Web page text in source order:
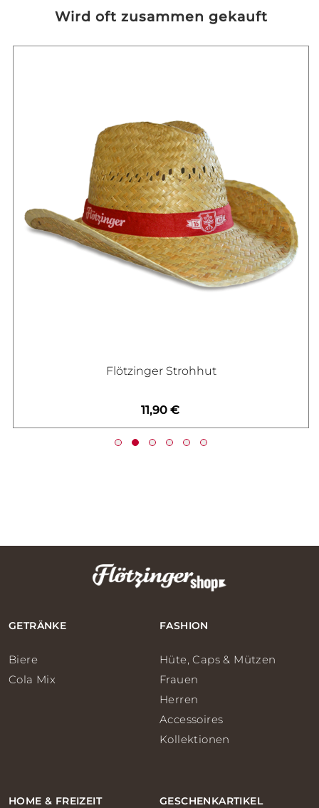
Wird oft zusammen gekauft
Flötzinger Strohhut
11,90 €
GETRÄNKE
Biere
Cola Mix
FASHION
Hüte, Caps & Mützen
Frauen
Herren
Accessoires
Kollektionen
HOME & FREIZEIT GESCHENKARTIKEL